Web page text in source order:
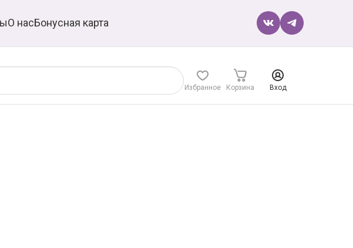
О насБонусная карта
Избранное Корзина Вход